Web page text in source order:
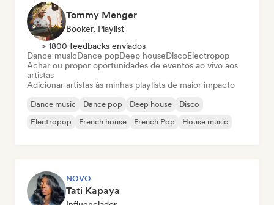
Tommy Menger
Booker, Playlist
> 1800 feedbacks enviados
Dance musicDance popDeep houseDiscoElectropop
Achar ou propor oportunidades de eventos ao vivo aos
artistas
Adicionar artistas às minhas playlists de maior impacto
Dance music Dance pop Deep house
Disco
Electropop
French house French Pop House music
NOVO
Tati Kapaya